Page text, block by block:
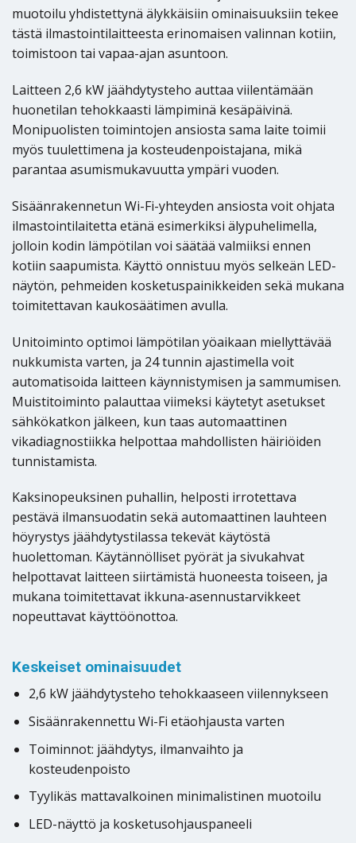
muotoilu yhdistettynä älykkäisiin ominaisuuksiin tekee
tästä ilmastointilaitteesta erinomaisen valinnan kotiin,
toimistoon tai vapaa-ajan asuntoon.
Laitteen 2,6 kW jäähdytysteho auttaa viilentämään
huonetilan tehokkaasti lämpiminä kesäpäivinä.
Monipuolisten toimintojen ansiosta sama laite toimii
myös tuulettimena ja kosteudenpoistajana, mikä
parantaa asumismukavuutta ympäri vuoden.
Sisäänrakennetun Wi-Fi-yhteyden ansiosta voit ohjata
ilmastointilaitetta etänä esimerkiksi älypuhelimella,
jolloin kodin lämpötilan voi säätää valmiiksi ennen
kotiin saapumista. Käyttö onnistuu myös selkeän LED-
näytön, pehmeiden kosketuspainikkeiden sekä mukana
toimitettavan kaukosäätimen avulla.
Unitoiminto optimoi lämpötilan yöaikaan miellyttävää
nukkumista varten, ja 24 tunnin ajastimella voit
automatisoida laitteen käynnistymisen ja sammumisen.
Muistitoiminto palauttaa viimeksi käytetyt asetukset
sähkökatkon jälkeen, kun taas automaattinen
vikadiagnostiikka helpottaa mahdollisten häiriöiden
tunnistamista.
Kaksinopeuksinen puhallin, helposti irrotettava
pestävä ilmansuodatin sekä automaattinen lauhteen
höyrystys jäähdytystilassa tekevät käytöstä
huolettoman. Käytännölliset pyörät ja sivukahvat
helpottavat laitteen siirtämistä huoneesta toiseen, ja
mukana toimitettavat ikkuna-asennustarvikkeet
nopeuttavat käyttöönottoa.
Keskeiset ominaisuudet
2,6 kW jäähdytysteho tehokkaaseen viilennykseen
Sisäänrakennettu Wi-Fi etäohjausta varten
Toiminnot: jäähdytys, ilmanvaihto ja
kosteudenpoisto
Tyylikäs mattavalkoinen minimalistinen muotoilu
LED-näyttö ja kosketusohjauspaneeli